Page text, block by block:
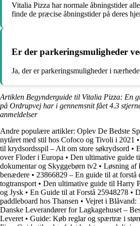
Vitalia Pizza har normale åbningstider
finde de præcise åbningstider på deres
Er der parkeringsmuligheder
Ja, der er parkeringsmuligheder i
Artiklen Begynderguide til Vitalia Pizza: En
på Ordrupvej har i gennemsnit fået4.3
anmeldelser
Andre populære artikler: Oplev De Bedste
nytåret med stil hos Cofoco og Tivoli i 2021 •
til krydsordsspil – Alt om store søkrydsord •
over Floder i Europa • Den ultimative guide
dokumentar og Skyggebørn tv2 • Løsning af
benædere • 23866829 – En guide til at forstå
togtransport • Den ultimative guide til Harry
og Jysk • En Guide til at Forstå 25948278 •
paddleboard hos Thansen • Vejret i Blåvand:
Danske Leverandører for Lagkagehuset –
Leveret • Guide: Køb reglar og spærtræ i